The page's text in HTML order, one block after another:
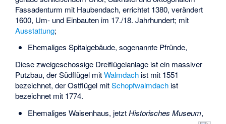
Fassadenturm mit Haubendach, errichtet 1380, verändert
1600, Um- und Einbauten im 17./18. Jahrhundert; mit
Ausstattung;
Ehemaliges Spitalgebäude, sogenannte Pfründe,
Diese zweigeschossige Dreiflügelanlage ist ein massiver
Putzbau, der Südflügel mitWalmdach ist mit 1551
bezeichnet, der Ostflügel mitSchopfwalmdach ist
bezeichnet mit 1774.
Ehemaliges Waisenhaus, jetztHistorisches Museum,